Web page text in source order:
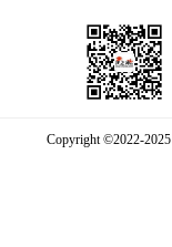
Copyright ©2022-2025